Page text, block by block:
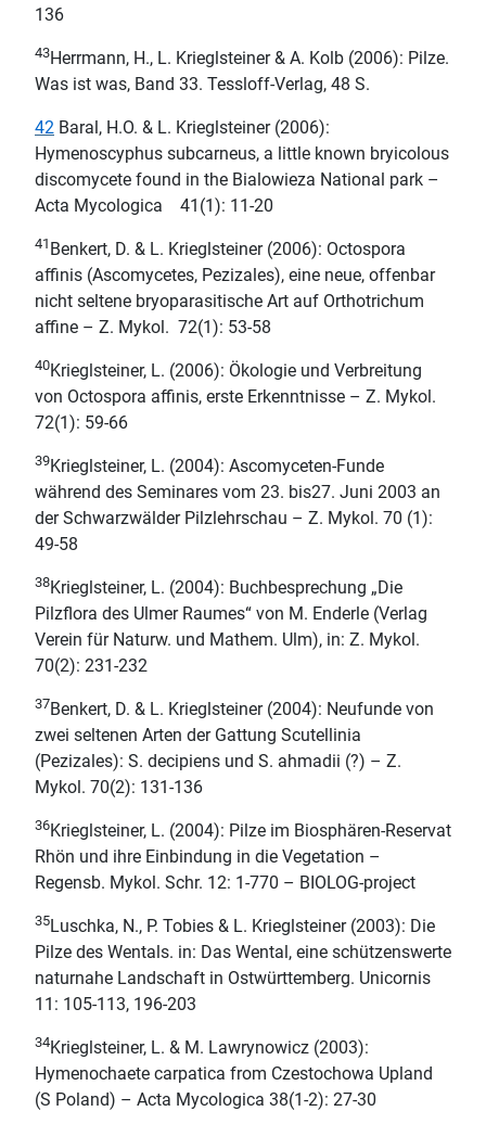
136
43Herrmann, H., L. Krieglsteiner & A. Kolb (2006): Pilze.
Was ist was, Band 33. Tessloff-Verlag, 48 S.
42 Baral, H.O. & L. Krieglsteiner (2006):
Hymenoscyphus subcarneus, a little known bryicolous
discomycete found in the Bialowieza National park –
Acta Mycologica 41(1): 11-20
41 Benkert, D. & L. Krieglsteiner (2006): Octospora
affinis (Ascomycetes, Pezizales), eine neue, offenbar
nicht seltene bryoparasitische Art auf Orthotrichum
affine – Z. Mykol. 72(1): 53-58
40Krieglsteiner, L. (2006): Ökologie und Verbreitung
von Octospora affinis, erste Erkenntnisse – Z. Mykol.
72(1): 59-66
39Krieglsteiner, L. (2004): Ascomyceten-Funde
während des Seminares vom 23. bis27. Juni 2003 an
der Schwarzwälder Pilzlehrschau – Z. Mykol. 70 (1):
49-58
38Krieglsteiner, L. (2004): Buchbesprechung „Die
Pilzflora des Ulmer Raumes“ von M. Enderle (Verlag
Verein für Naturw. und Mathem. Ulm), in: Z. Mykol.
70(2): 231-232
37Benkert, D. & L. Krieglsteiner (2004): Neufunde von
zwei seltenen Arten der Gattung Scutellinia
(Pezizales): S. decipiens und S. ahmadii (?) – Z.
Mykol. 70(2): 131-136
36Krieglsteiner, L. (2004): Pilze im Biosphären-Reservat
Rhön und ihre Einbindung in die Vegetation –
Regensb. Mykol. Schr. 12: 1-770 – BIOLOG-project
35Luschka, N., P. Tobies & L. Krieglsteiner (2003): Die
Pilze des Wentals. in: Das Wental, eine schützenswerte
naturnahe Landschaft in Ostwürttemberg. Unicornis
11: 105-113, 196-203
34Krieglsteiner, L. & M. Lawrynowicz (2003):
Hymenochaete carpatica from Czestochowa Upland
(S Poland) – Acta Mycologica 38(1-2): 27-30